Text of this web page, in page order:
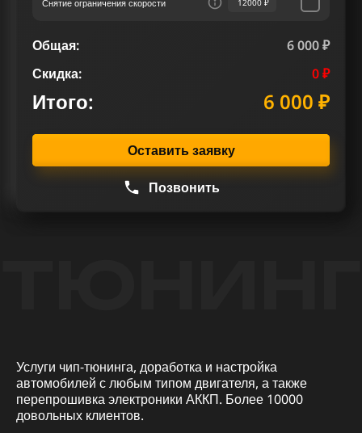
Снятие ограничения скорости 12000 ₽
Общая:
6 000 ₽
Скидка:
0 ₽
Итого: 6 000 ₽
Оставить заявку
Позвонить
Услуги чип-тюнинга, доработка и настройка
автомобилей с любым типом двигателя, а также
перепрошивка электроники АККП. Более 10000
довольных клиентов.